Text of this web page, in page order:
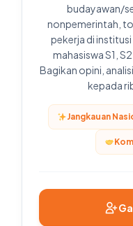
budayawan/
nonpemerintah,
pekerja di
mahasiswa S1,
Bagikan opini,
kepada
Jangkauan